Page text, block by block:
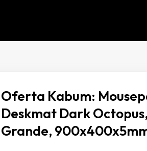
Oferta Kabum:
Deskmat Dark
Grande,